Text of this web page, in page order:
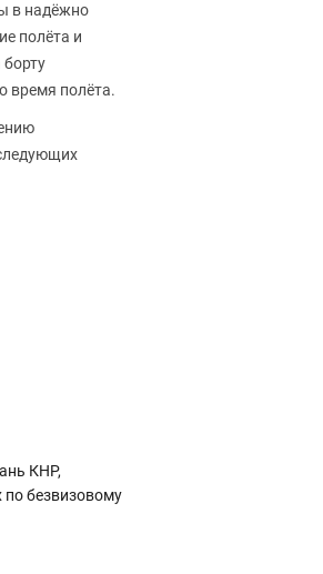
в надёжно
полёта и
время полёта.
КНР,
по безвизовому